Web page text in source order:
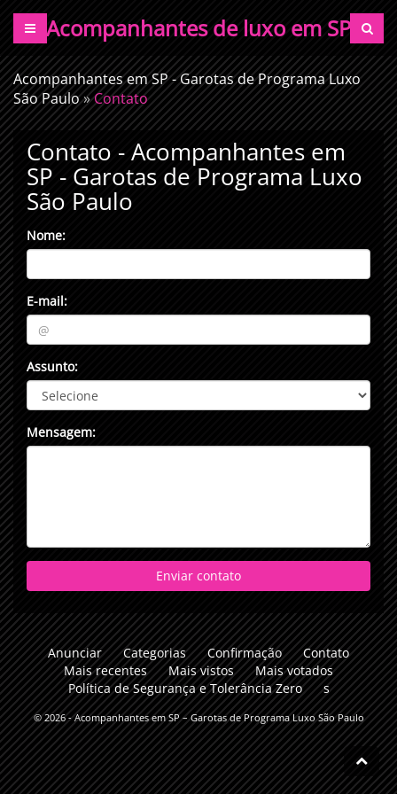
Acompanhantes de luxo em SP
Acompanhantes em SP - Garotas de Programa Luxo
São Paulo»Contato
Contato - Acompanhantes em
SP - Garotas de Programa Luxo
São Paulo
Nome:
E-mail:
Assunto:
Mensagem:
Enviar contato
Anunciar Categorias Confirmação
Contato
Mais recentes
Mais vistos
Mais votados
Política de Segurança e Tolerância Zero
s
© 2026 -Acompanhantes em SP – Garotas de Programa Luxo São Paulo